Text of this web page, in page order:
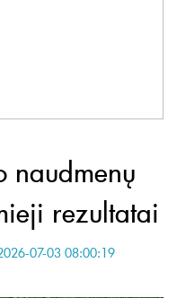
naudmenų
rezultatai
07-03 08:00:19